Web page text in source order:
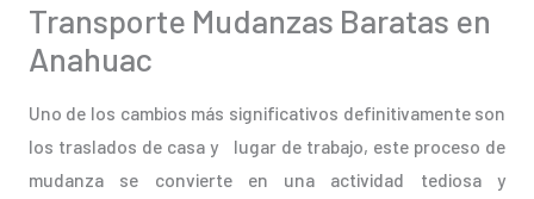
Transporte Mudanzas Baratas en
Anahuac
Uno de los cambios más significativos definitivamente son
los traslados de casa y lugar de trabajo, este proceso de
mudanza se convierte en una actividad tediosa y